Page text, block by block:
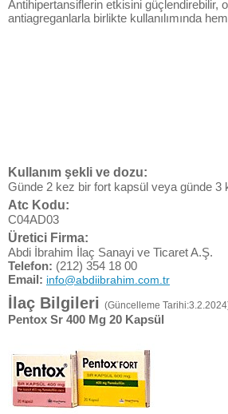
Antihipertansiflerin etkisini güçlendirebilir,
antiagreganlarla birlikte kullanılımında
Kullanım şekli ve dozu:
Günde 2 kez bir fort kapsül veya günde 3
Atc Kodu:
C04AD03
Üretici Firma:
Abdi İbrahim İlaç Sanayi ve Ticaret A.Ş.
Telefon: (212) 354 18 00
Email: info@abdiibrahim.com.tr
İlaç Bilgileri (Güncelleme
Pentox Sr 400 Mg 20 Kapsül